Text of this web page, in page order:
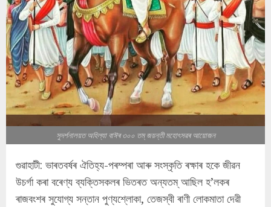
সুদৰ্শনালয়ত অহিল্যা বাঈৰ ৩০০ তম্ জয়ন্তী মহোৎসৱৰ আয়োজন
গুৱাহাটী: ভাৰতবৰ্ষৰ ঐতিহ্য-পৰম্পৰা আৰু সংস্কৃতি ৰক্ষাৰ হকে জীৱন
উচৰ্গা কৰা বৰেণ্য ব্যক্তিসকলৰ ভিতৰত অন্যতম্ আছিল হ’লকৰ
ৰাজবংশৰ সুযোগ্য সন্তান পুণ্যশ্লোকা, তেজস্বী ৰাণী লোকমাতা দেৱী